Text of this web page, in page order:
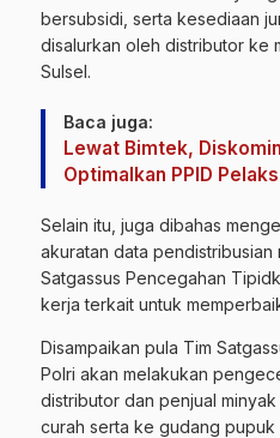
bersubsidi, serta kesediaan
disalurkan oleh distributor ke
Sulsel.
Baca juga:
Lewat Bimtek,
Optimalkan PPID
Selain itu, juga dibahas
akuratan data
Satgassus Pencegahan
kerja terkait untuk
Disampaikan pula Tim
Polri akan melakukan
distributor dan penjual
curah serta ke gudang